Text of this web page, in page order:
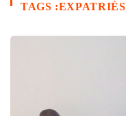
TAGS :EXPATRIÉS